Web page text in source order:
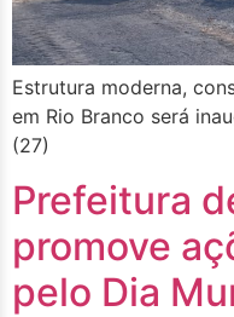
Estrutura moderna,
em Rio Branco será
(27)
Prefeitura
promove
pelo Dia